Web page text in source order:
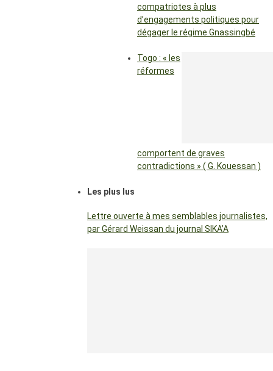
compatriotes à plus
d’engagements politiques pour
dégager le régime Gnassingbé
Togo : « les
réformes
comportent de graves
contradictions » ( G. Kouessan )
Les plus lus
Lettre ouverte à mes semblables journalistes,
par Gérard Weissan du journal SIKA’A